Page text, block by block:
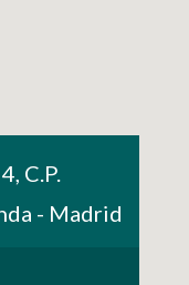
C.P.
- Madrid